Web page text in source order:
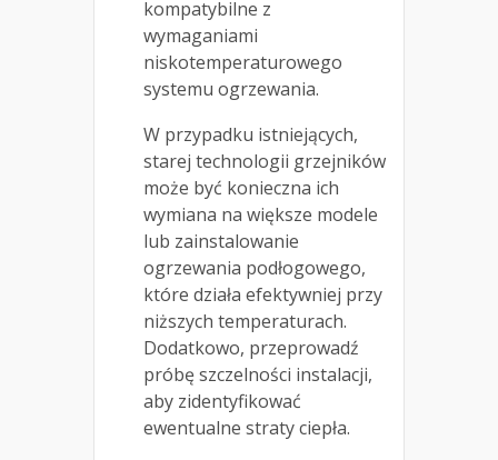
kompatybilne z
wymaganiami
niskotemperaturowego
systemu ogrzewania.
W przypadku istniejących,
starej technologii grzejników
może być konieczna ich
wymiana na większe modele
lub zainstalowanie
ogrzewania podłogowego,
które działa efektywniej przy
niższych temperaturach.
Dodatkowo, przeprowadź
próbę szczelności instalacji,
aby zidentyfikować
ewentualne straty ciepła.